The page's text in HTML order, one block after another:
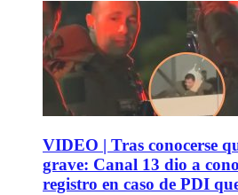
VIDEO | Tras conocerse
grave: Canal 13 dio a
registro en caso de PDI